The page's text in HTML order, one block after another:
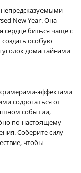
New Year. Она
сердце биться чаще с
особую
дома тайнами
эффектами
содрогаться от
событии,
по-настоящему
Соберите силу
чтобы